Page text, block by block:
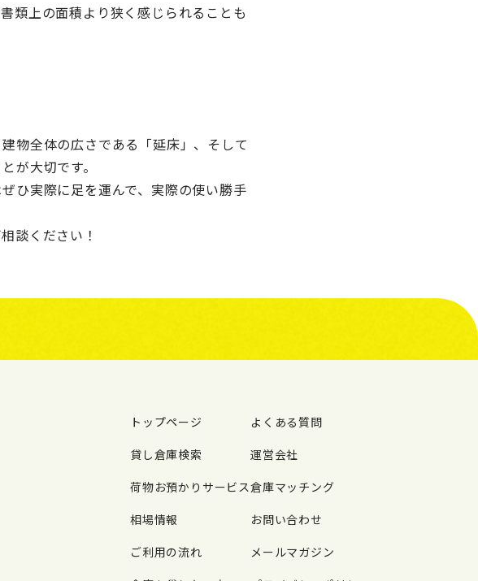
類上の面積より狭く感じられることも
物全体の広さである「延床」、そして
が大切です。
ひ実際に足を運んで、実際の使い勝手
談ください！
トップページ
貸し倉庫検索
荷物お預かりサービス
相場情報
ご利用の流れ
よくある質問
運営会社
倉庫マッチング
お問い合わせ
メールマガジン